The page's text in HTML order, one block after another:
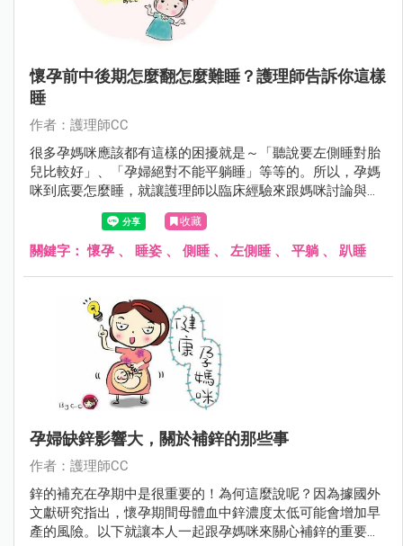
懷孕前中後期怎麼翻怎麼難睡？護理師告訴你這樣
睡
作者：護理師CC
很多孕媽咪應該都有這樣的困擾就是～「聽說要左側睡對胎
兒比較好」、「孕婦絕對不能平躺睡」等等的。所以，孕媽
咪到底要怎麼睡，就讓護理師以臨床經驗來跟媽咪討論與分
收藏
關鍵字：懷孕 、 睡姿 、 側睡 、 左側睡 、 平躺 、 趴睡
孕婦缺鋅影響大，關於補鋅的那些事
作者：護理師CC
鋅的補充在孕期中是很重要的！為何這麼說呢？因為據國外
文獻研究指出，懷孕期間母體血中鋅濃度太低可能會增加早
產的風險。以下就讓本人一起跟孕媽咪來關心補鋅的重要